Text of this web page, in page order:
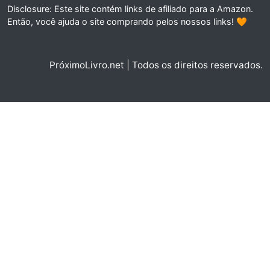
Disclosure: Este site contém links de afiliado para a Amazon.
Então, você ajuda o site comprando pelos nossos links! 🧡
PróximoLivro.net | Todos os direitos reservados.